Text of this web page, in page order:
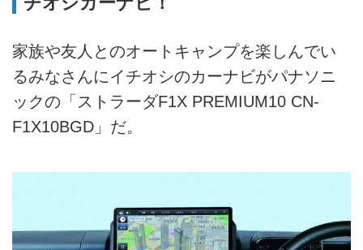
家族や友人とのオートキャンプを楽しんでい
るみなさんにイチオシのカーナビがパナソニ
ックの「ストラーダF1X PREMIUM10 CN-
F1X10BGD」だ。